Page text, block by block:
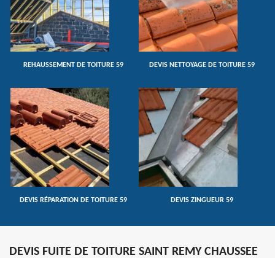
REHAUSSEMENT DE TOITURE 59 DEVIS NETTOYAGE DE TOITURE 59
DEVIS RÉPARATION DE TOITURE 59 DEVIS ZINGUEUR 59
DEVIS FUITE DE TOITURE SAINT REMY CHAUSSEE